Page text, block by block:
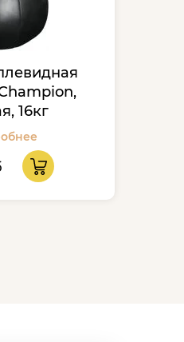
16кг